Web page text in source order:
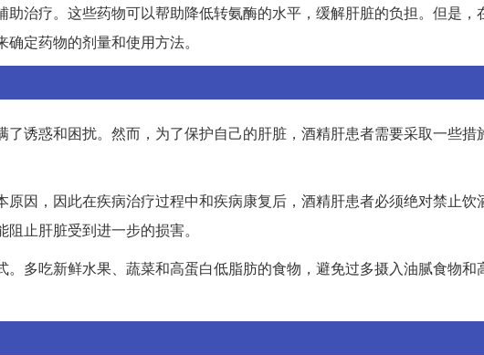
治疗。这些药物可以帮助降低转氨酶的水平，缓解肝脏的负担。但是，
定药物的剂量和使用方法。
诱惑和困扰。然而，为了保护自己的肝脏，酒精肝患者需要采取一些措
因，因此在疾病治疗过程中和疾病康复后，酒精肝患者必须绝对禁止饮
止肝脏受到进一步的损害。
多吃新鲜水果、蔬菜和高蛋白低脂肪的食物，避免过多摄入油腻食物和